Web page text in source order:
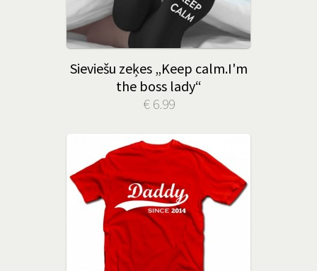
Sieviešu zeķes „Keep calm.I'm
the boss lady“
€ 6.99